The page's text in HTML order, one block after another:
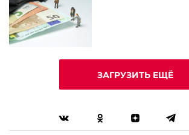
ЗАГРУЗИТЬ ЕЩЁ